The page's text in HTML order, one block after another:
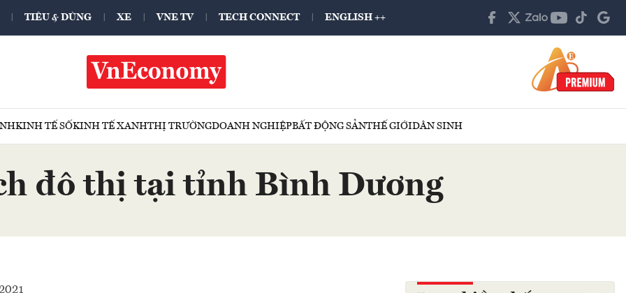
TIÊU & DÙNG XE VNE TV TECH CONNECT ENGLISH ++
KINH TẾ SỐKINH TẾ XANHTHỊ TRƯỜNGDOANH NGHIỆPBẤT ĐỘNG SẢNTHẾ GIỚIDÂN SINH
đô thị tại tỉnh Bình Dương